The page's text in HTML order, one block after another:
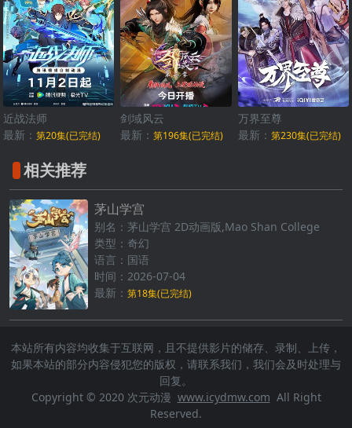
近战法师
最新： 第20集(已完结)
剑域风云
最新：第196集(已完结)
万界至尊
最新： 第230集(已完结)
相关推荐
茅山学宫
别名：茅山学宫 2D动画版,Mao Shan College
类型：奇幻
语言：国语
时间：2026-07-04
最新： 第18集(已完结)
本站所有内容均收集于互联网，且不提供影片的储存、录制、上传，
如果本站的部分内容侵犯您的版权，请联系我们，我们会及时处理与
回复。
Copyright © 2020 次元动漫 www.icydmw.com All Right
Reserved.